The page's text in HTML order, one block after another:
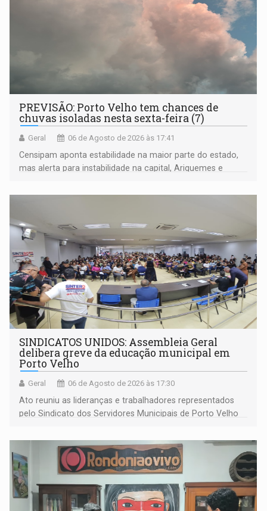
PREVISÃO: Porto Velho tem chances de
chuvas isoladas nesta sexta-feira (7)
Geral 06 de Agosto de 2026 às 17:41
Censipam aponta estabilidade na maior parte do estado,
mas alerta para instabilidade na capital, Ariquemes e
SINDICATOS UNIDOS: Assembleia Geral
delibera greve da educação municipal em
Porto Velho
Geral 06 de Agosto de 2026 às 17:30
Ato reuniu as lideranças e trabalhadores representados
pelo Sindicato dos Servidores Municipais de Porto Velho